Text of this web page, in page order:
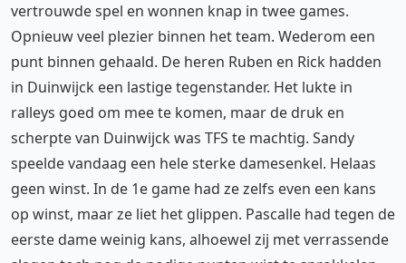
vertrouwde spel en wonnen knap in twee games.
Opnieuw veel plezier binnen het team. Wederom een
punt binnen gehaald. De heren Ruben en Rick hadden
in Duinwijck een lastige tegenstander. Het lukte in
ralleys goed om mee te komen, maar de druk en
scherpte van Duinwijck was TFS te machtig. Sandy
speelde vandaag een hele sterke damesenkel. Helaas
geen winst. In de 1e game had ze zelfs even een kans
op winst, maar ze liet het glippen. Pascalle had tegen de
eerste dame weinig kans, alhoewel zij met verrassende